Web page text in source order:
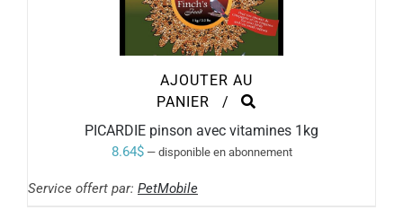
AJOUTER AU
PANIER
/
PICARDIE pinson avec vitamines 1kg
8.64$ —disponible en abonnement
Service offert par: PetMobile